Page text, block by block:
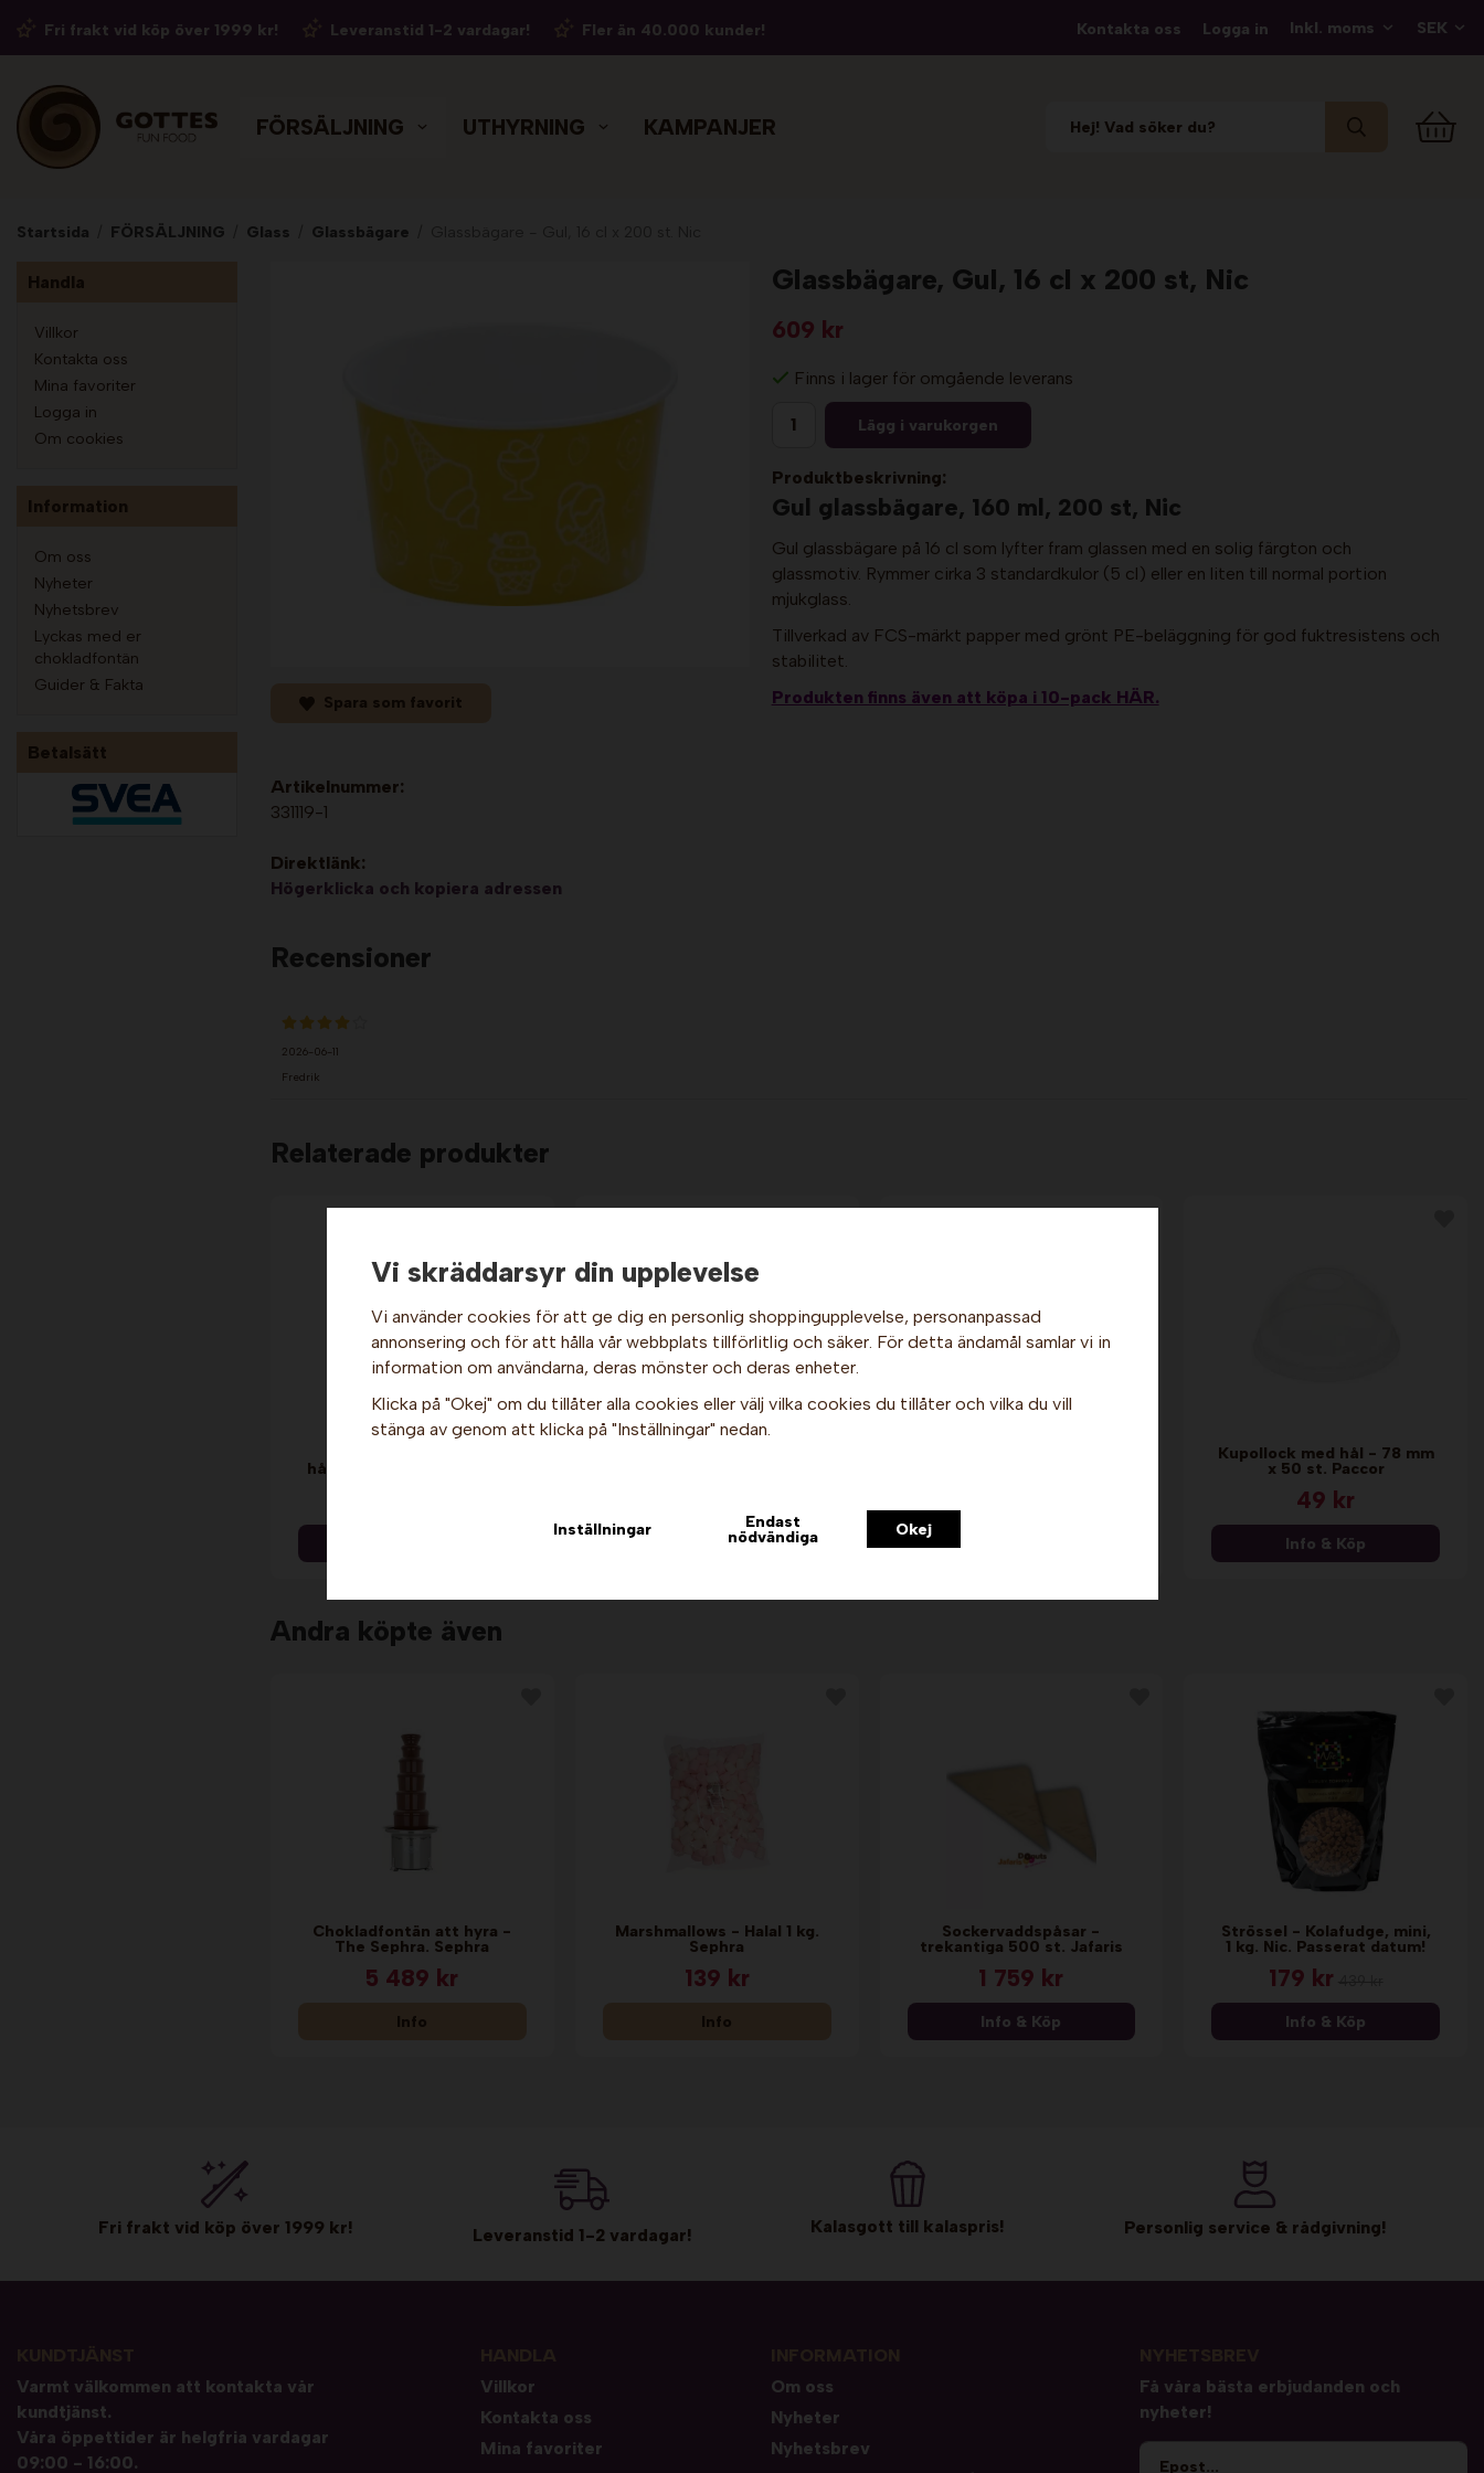
Hej och välkommen till Gottes!
företag (exkl. moms) för hur våra priser ska visas.
Fri frakt vid köp över 1999 kr! Leveranstid 1-2 vardagar! Fler än 40.000 kunder! Kontakta oss Logga in
FÖRSÄLJNING UTHYRNING KAMPANJER
Startsida FÖRSÄLJNING Glass Glassbägare
Handla
Villkor
Kontakta oss
Mina favoriter
Logga in
Om cookies
Information
Om oss
Nyheter
Nyhetsbrev
Lyckas med er
chokladfontän
Guider & Fakta
Betalsätt
Glassbägare, Gul, 16 cl x 200 st, Nic
609 kr
Finns i lager för omgående leverans
Lägg i varukorgen
Produktbeskrivning:
Gul glassbägare, 160 ml, 200 st, Nic
Gul glassbägare på 16 cl som lyfter fram glassen med en solig färgton och
glassmotiv. Rymmer cirka 3 standardkulor (5 cl) eller en liten till normal portion
mjukglass.
Tillverkad av FCS-märkt papper med grönt PE-beläggning för god fuktresistens och
stabilitet.
Produkten finns även att köpa i 10-pack HÄR.
Spara som favorit
Artikelnummer:
331119-1
Direktlänk:
Högerklicka och kopiera adressen
Recensioner
2026-06-11
Fredrik
Relaterade produkter
hårdplast, 25 cl x 10 st. Nic
Info & Köp
Kupollock med hål - 78 mm
x 50 st. Paccor
49 kr
Info & Köp
Andra köpte även
Chokladfontän att hyra -
The Sephra. Sephra
5 489 kr
Info
Marshmallows - Halal 1 kg.
Sephra
139 kr
Info
Sockervaddspåsar -
trekantiga 500 st. Jafaris
1 759 kr
Info & Köp
Strössel - Kolafudge, mini,
1 kg. Nic. Passerat datum!
179 kr
Info & Köp
Fri frakt vid köp över 1999 kr! Leveranstid 1-2 vardagar! Kalasgott till kalaspris! Personlig service & rådgivning!
Varmt välkommen att kontakta vår
kundtjänst.
Våra öppettider är helgfria vardagar
09:00 - 16:00.
Villkor
Kontakta oss
Mina favoriter
Om oss
Nyheter
Nyhetsbrev
Få våra bästa erbjudanden och
nyheter!
Vi skräddarsyr din upplevelse
Vi använder cookies för att ge dig en personlig shoppingupplevelse, personanpassad
annonsering och för att hålla vår webbplats tillförlitlig och säker. För detta ändamål samlar vi in
information om användarna, deras mönster och deras enheter.
Klicka på "Okej" om du tillåter alla cookies eller välj vilka cookies du tillåter och vilka du vill
stänga av genom att klicka på "Inställningar" nedan.
Inställningar Endast
nödvändiga Okej